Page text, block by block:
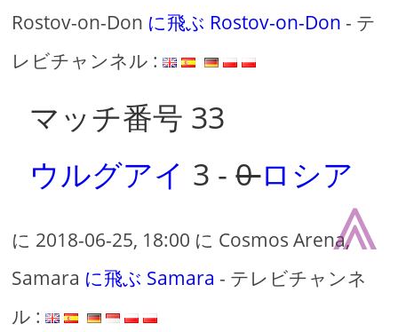
Rostov-on-Don に飛ぶ Rostov-on-Don - テ
レビチャンネル :
マッチ番号 33
ウルグアイ 3 -0ロシア
に 2018-06-25, 18:00 に Cosmos Arena,
Samara に飛ぶ Samara - テレビチャンネ
ル :
⩓